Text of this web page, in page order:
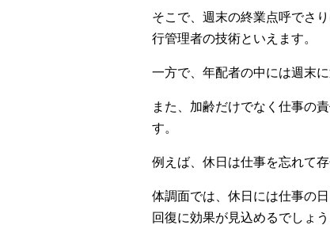
そこで、週末の終業点呼でさ
行管理者の技術といえます。
一方で、年配者の中には週末
また、加齢だけでなく仕事の
す。
例えば、休日は仕事を忘れて
体調面では、休日には仕事の
回復に効果が見込めるでしょう